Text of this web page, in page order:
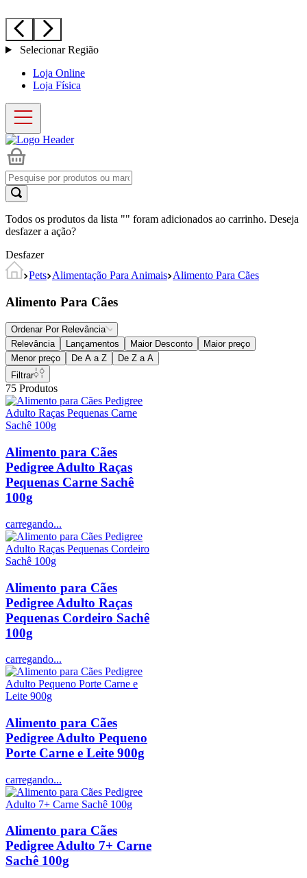
Selecionar Região
Loja Online
Loja Física
Todos os produtos da lista "" foram adicionados ao carrinho. Deseja
desfazer a ação?
Desfazer
Pets Alimentação Para Animais Alimento Para Cães
Alimento Para Cães
Ordenar Por Relevância
Relevância
Lançamentos Maior Desconto
Maior preço
Menor preço
De A a Z
De Z a A
Filtrar
75 Produtos
Alimento para Cães
Pedigree Adulto Raças
Pequenas Carne Sachê
100g
carregando...
Alimento para Cães
Pedigree Adulto Raças
Pequenas Cordeiro Sachê
100g
carregando...
Alimento para Cães
Pedigree Adulto Pequeno
Porte Carne e Leite 900g
carregando...
Alimento para Cães
Pedigree Adulto 7+ Carne
Sachê 100g